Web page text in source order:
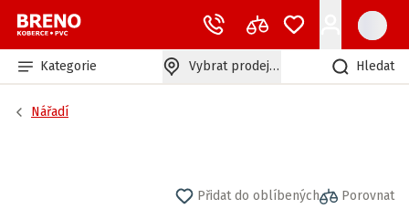
Kategorie Vybrat prodejnu Hledat
Nářadí
Přidat do oblíbených Porovnat